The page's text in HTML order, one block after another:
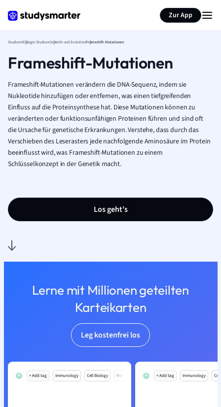
Zur App
StudiumBiologie StudiumGenetik und EvolutionFrameshift-Mutationen
Frameshift-Mutationen
Frameshift-Mutationen verändern die DNA-Sequenz, indem sie
Nukleotide hinzufügen oder entfernen, was einen tiefgreifenden
Einfluss auf die Proteinsynthese hat. Diese Mutationen können zu
veränderten oder funktionsunfähigen Proteinen führen und sind oft
die Ursache für genetische Erkrankungen. Verstehe, dass durch das
Verschieben des Leserasters jede nachfolgende Aminosäure im Protein
beeinflusst wird, was Frameshift-Mutationen zu einem
Schlüsselkonzept in der Genetik macht.
Los geht’s
Lerne mit Millionen geteilten
Karteikarten
Leg kostenfrei los
+ Add tag Immunology Cell Biology Mo + Add tag Immunology